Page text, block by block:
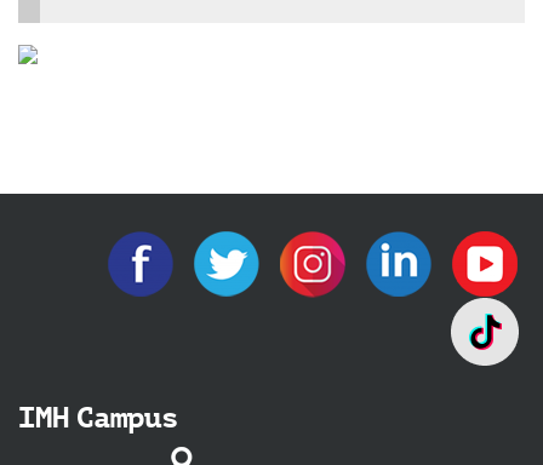
IMH Campus